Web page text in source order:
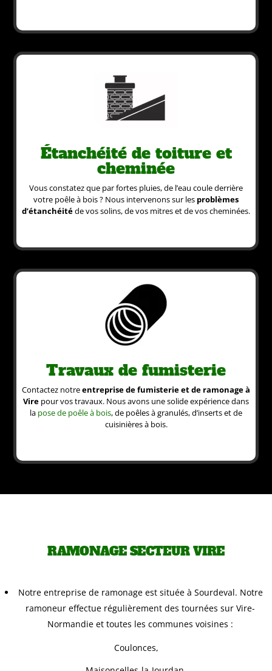
Étanchéité de toiture et
cheminée
Vous constatez que par fortes pluies, de l’eau coule derrière
votre poêle à bois ? Nous intervenons sur les problèmes
d’étanchéitéde vos solins, de vos mitres et de vos cheminées.
Travaux de fumisterie
Contactez notreentreprise de fumisterie et de ramonage à
Vire pour vos travaux. Nous avons une solide expérience dans
la pose de poêle à bois, de poêles à granulés, d’inserts et de
cuisinières à bois.
RAMONAGE SECTEUR VIRE
Notre entreprise de ramonage est située à Sourdeval. Notre
ramoneur effectue régulièrement des tournées sur Vire-
Normandie et toutes les communes voisines :
Coulonces,